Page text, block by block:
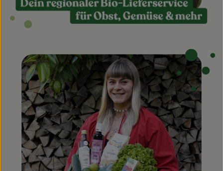
Getränke
Haus, Garten & Co.
So geht’s
Über uns
Blog